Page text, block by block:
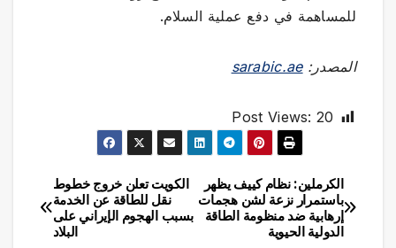
للمساهمة في دفع عملية السلام.
المصدر:sarabic.ae
Post Views: 20
تصفّح
المقالات
الكويت تعلن خروج خطوط
نقل للطاقة عن الخدمة
بسبب الهجوم الإيراني على
البلاد
الكرملين: نظام كييف يظهر
باستمرار نزعة لشن هجمات
إرهابية ضد منظومة الطاقة
الدولية الحيوية